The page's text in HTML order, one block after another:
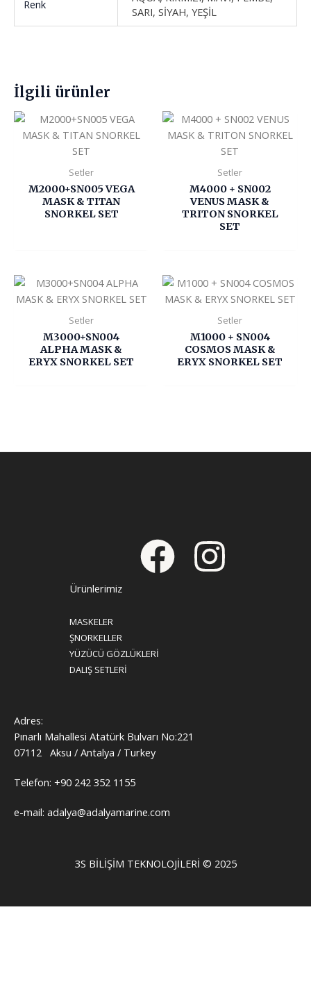
Renk
SARI, SİYAH, YEŞİL
İlgili ürünler
Setler
M2000+SN005 VEGA
MASK & TITAN
SNORKEL SET
Setler
M4000 + SN002
VENUS MASK &
TRITON SNORKEL
SET
Setler
M3000+SN004
ALPHA MASK &
ERYX SNORKEL SET
Setler
M1000 + SN004
COSMOS MASK &
ERYX SNORKEL SET
Ürünlerimiz
MASKELER
ŞNORKELLER
YÜZÜCÜ GÖZLÜKLERİ
DALIŞ SETLERİ
Adres:
Pınarlı Mahallesi Atatürk Bulvarı No:221
07112 Aksu / Antalya / Turkey
Telefon: +90 242 352 1155
e-mail: adalya@adalyamarine.com
3S BILIŞIM TEKNOLOJILERI © 2025